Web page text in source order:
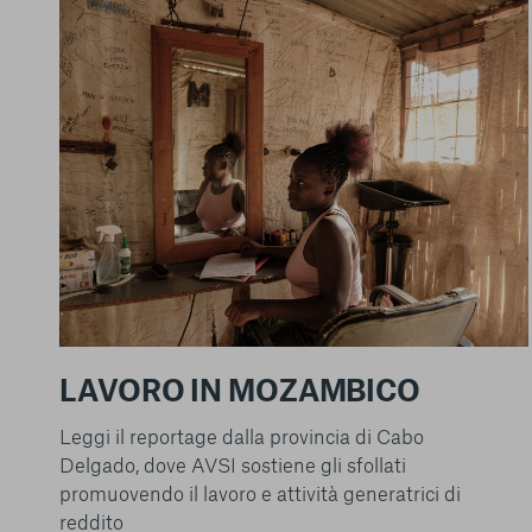
La tua privacy
Cookie strettamente
necessari
Cookie di analisi
Cookies di marketing
LAVORO IN MOZAMBICO
Leggi il reportage dalla provincia di Cabo
Delgado, dove AVSI sostiene gli sfollati
promuovendo il lavoro e attività generatrici di
reddito